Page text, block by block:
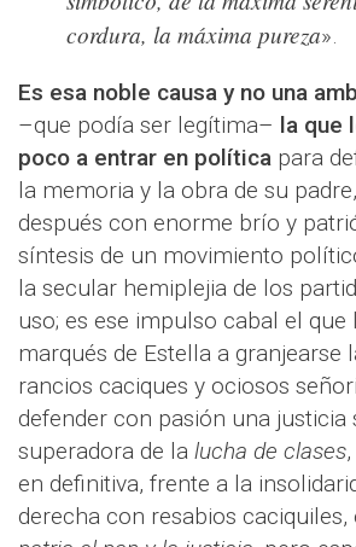
cordura, la máxima pureza».
Es esa noble causa y no una
–que podía ser legítima– la que
poco a entrar en política para
la memoria y la obra de su
después con enorme brío y
síntesis de un movimiento
la secular hemiplejia de los
uso; es ese impulso cabal el que
marqués de Estella a granjearse
rancios caciques y ociosos
defender con pasión una justicia
superadora de la lucha de clases
en definitiva, frente a la
derecha con resabios caciquiles,